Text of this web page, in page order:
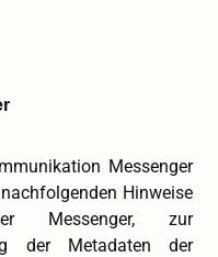
Messenger
Hinweise
Messenger, zur
der Metadaten der